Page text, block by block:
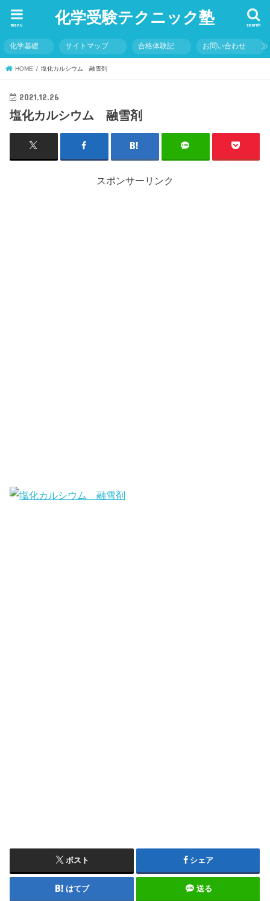
化学受験テクニック塾 search
menu
化学基礎 サイトマップ 合格体験記 お問い合わせ
HOME 塩化カルシウム 融雪剤
2021.12.26
塩化カルシウム 融雪剤
スポンサーリンク
ポスト シェア
はてブ 送る